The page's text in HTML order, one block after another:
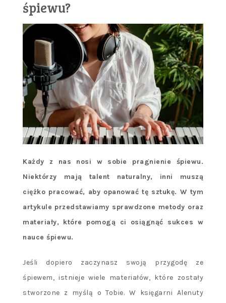
śpiewu?
Każdy z nas nosi w sobie pragnienie śpiewu.
Niektórzy mają talent naturalny, inni muszą
ciężko pracować, aby opanować tę sztukę. W tym
artykule przedstawiamy sprawdzone metody oraz
materiały, które pomogą ci osiągnąć sukces w
nauce śpiewu.
Jeśli dopiero zaczynasz swoją przygodę ze
śpiewem, istnieje wiele materiałów, które zostały
stworzone z myślą o Tobie. W księgarni Alenuty